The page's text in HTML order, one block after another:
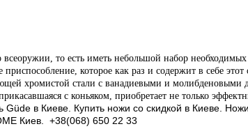
то есть иметь небольшой набор
приспособление, которое как раз и содержит в себе
хромистой стали с ванадиевыми и молибденовыми
с коньяком, приобретает не только
Güde в Киеве. Купить ножи со скидкой в Киеве.
Киев. +38(068) 650 22 33